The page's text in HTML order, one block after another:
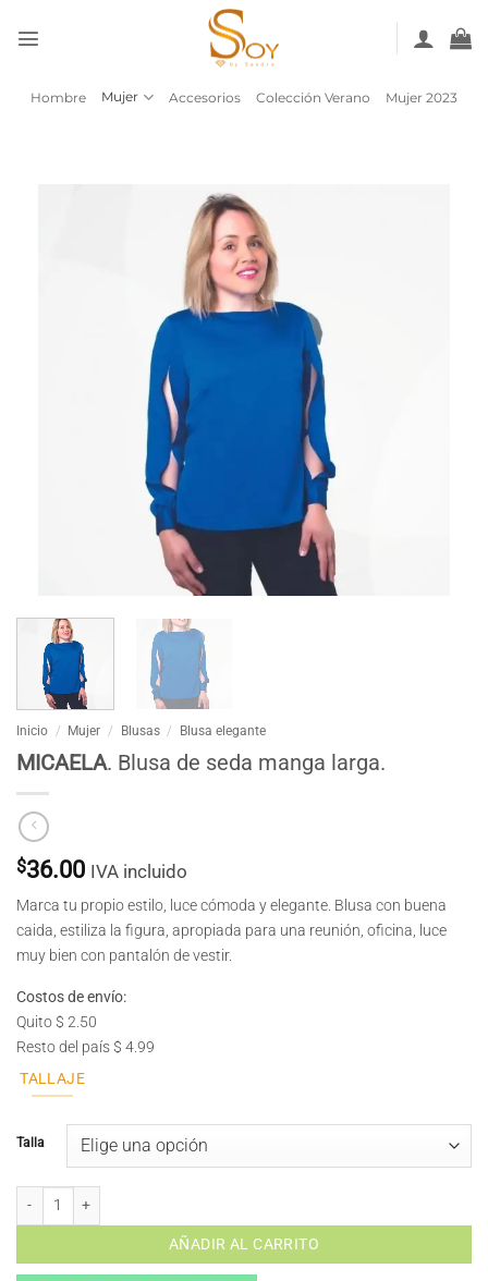
Hombre Mujer Accesorios Colección Verano Mujer 2023
Inicio / Mujer / Blusas / Blusa elegante
MICAELA. Blusa de seda manga larga.
$36.00 IVA incluido
Marca tu propio estilo, luce cómoda y elegante. Blusa con buena
caida, estiliza la figura, apropiada para una reunión, oficina, luce
muy bien con pantalón de vestir.
Costos de envío:
Quito $ 2.50
Resto del país $ 4.99
TALLAJE
Talla
AÑADIR AL CARRITO